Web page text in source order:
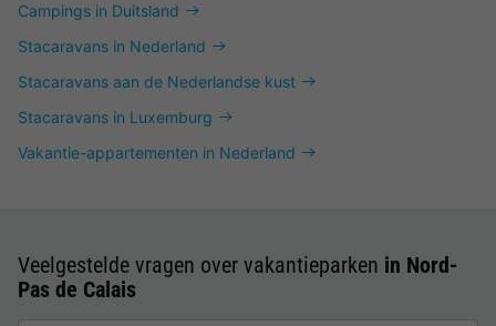
Campings in Duitsland
Stacaravans in Nederland
Stacaravans aan de Nederlandse kust
Stacaravans in Luxemburg
Vakantie-appartementen in Nederland
Veelgestelde vragen over vakantieparken in Nord-
Pas de Calais